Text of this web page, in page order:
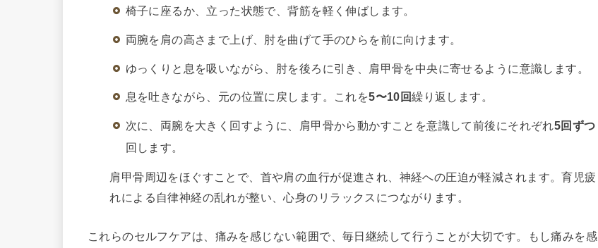
椅子に座るか、立った状態で、背筋を軽く伸ばします。
両腕を肩の高さまで上げ、肘を曲げて手のひらを前に向けます。
ゆっくりと息を吸いながら、肘を後ろに引き、肩甲骨を中央に寄せるように意識します。
息を吐きながら、元の位置に戻します。これを5〜10回繰り返します。
次に、両腕を大きく回すように、肩甲骨から動かすことを意識して前後にそれぞれ5回ずつ
回します。
肩甲骨周辺をほぐすことで、首や肩の血行が促進され、神経への圧迫が軽減されます。育児疲
れによる自律神経の乱れが整い、心身のリラックスにつながります。
これらのセルフケアは、痛みを感じない範囲で、毎日継続して行うことが大切です。もし痛みを感